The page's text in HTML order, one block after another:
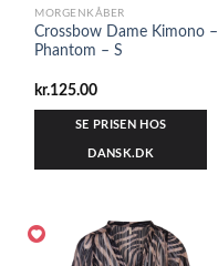
MORGENKÅBER
Crossbow Dame Kimono –
Phantom – S
kr.125.00
SE PRISEN HOS
DANSK.DK